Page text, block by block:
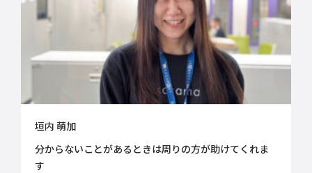
垣内 萌加
分からないことがあるときは周りの方が助けてくれま
す